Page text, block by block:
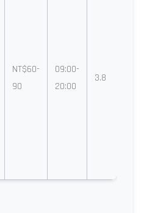
NT$60-
90
09:00-
20:00
3.8